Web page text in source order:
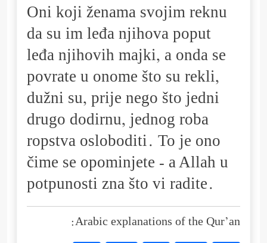
Oni koji ženama svojim reknu
da su im leđa njihova poput
leđa njihovih majki, a onda se
povrate u onome što su rekli,
dužni su, prije nego što jedni
drugo dodirnu, jednog roba
ropstva osloboditi. To je ono
čime se opominjete - a Allah u
potpunosti zna što vi radite.
Arabic explanations of the Qur’an: